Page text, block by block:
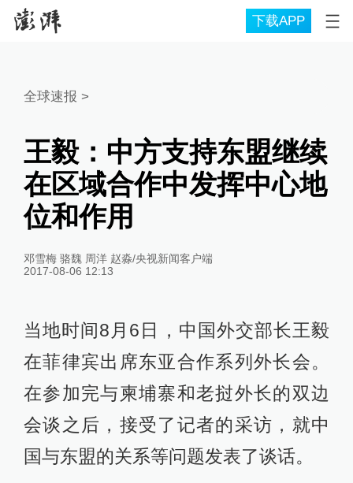
下载APP
全球速报 >
王毅：中方支持东盟继续
在区域合作中发挥中心地
位和作用
邓雪梅 骆魏 周洋 赵淼/央视新闻客户端
2017-08-06 12:13
当地时间8月6日，中国外交部长王毅
在菲律宾出席东亚合作系列外长会。
在参加完与柬埔寨和老挝外长的双边
会谈之后，接受了记者的采访，就中
国与东盟的关系等问题发表了谈话。